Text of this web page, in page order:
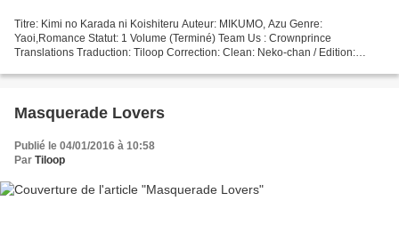
Titre: Kimi no Karada ni Koishiteru Auteur: MIKUMO, Azu Genre:
Yaoi,Romance Statut: 1 Volume (Terminé) Team Us : Crownprince
Translations Traduction: Tiloop Correction: Clean: Neko-chan / Edition:
Masquerade Lovers
Publié le 04/01/2016 à 10:58
Par Tiloop